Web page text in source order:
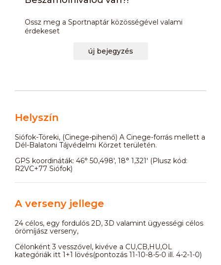
Ossz meg a Sportnaptár közösségével valami
érdekeset
új bejegyzés
Helyszín
Siófok-Töreki, (Cinege-pihenő) A Cinege-forrás mellett a
Dél-Balatoni Tájvédelmi Körzet területén.
GPS koordináták: 46° 50,498', 18° 1,321' (Plusz kód:
R2VC+77 Siófok)
A verseny jellege
24 célos, egy fordulós 2D, 3D valamint ügyességi célos
örömíjász verseny,
Célonként 3 vesszővel, kivéve a CU,CB,HU,OL
kategóriák itt 1+1 lövés(pontozás 11-10-8-5-0 ill. 4-2-1-0)